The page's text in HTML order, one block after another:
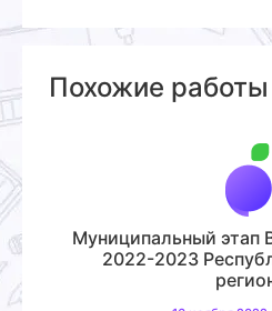
Похожие работы
Муниципальный
2022-2023